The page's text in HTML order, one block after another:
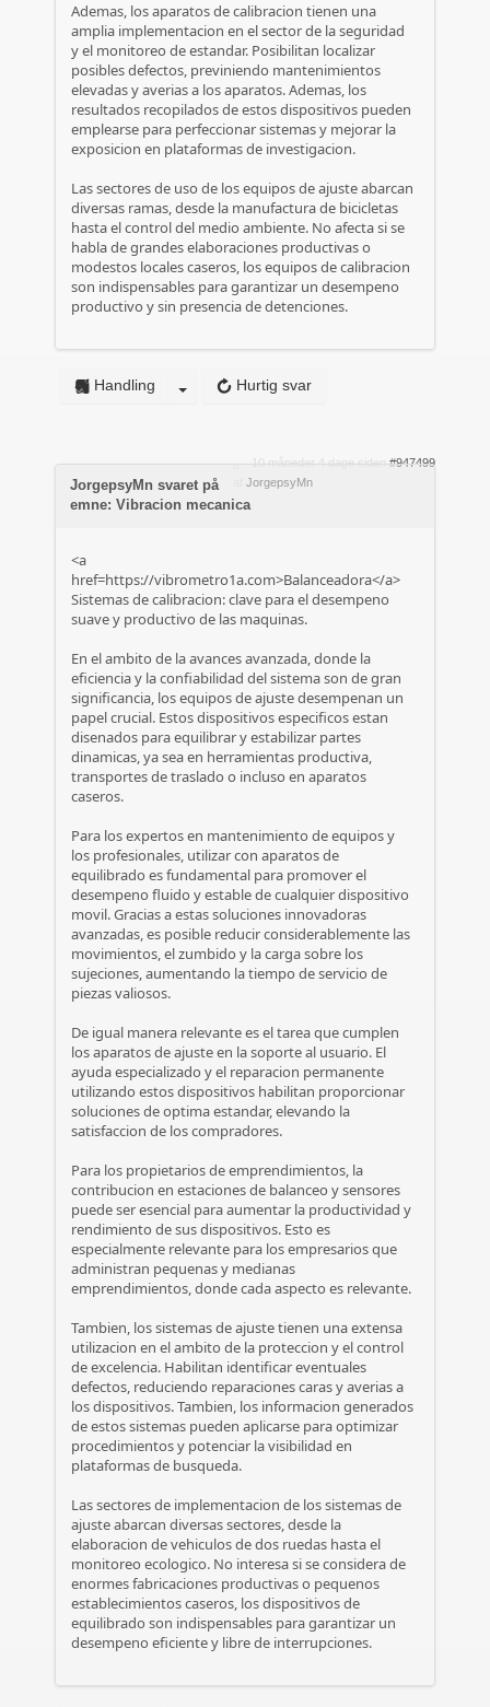
Ademas, los aparatos de calibracion tienen una
amplia implementacion en el sector de la seguridad
y el monitoreo de estandar. Posibilitan localizar
posibles defectos, previniendo mantenimientos
elevadas y averias a los aparatos. Ademas, los
resultados recopilados de estos dispositivos pueden
emplearse para perfeccionar sistemas y mejorar la
exposicion en plataformas de investigacion.
Las sectores de uso de los equipos de ajuste abarcan
diversas ramas, desde la manufactura de bicicletas
hasta el control del medio ambiente. No afecta si se
habla de grandes elaboraciones productivas o
modestos locales caseros, los equipos de calibracion
son indispensables para garantizar un desempeno
productivo y sin presencia de detenciones.
Hurtig svar
Handling
10 måneder 4 dage siden #947499
JorgepsyMn
JorgepsyMn svaret på
emne: Vibracion mecanica
<a
href=https://vibrometro1a.com>Balanceadora</a>
Sistemas de calibracion: clave para el desempeno
suave y productivo de las maquinas.
En el ambito de la avances avanzada, donde la
eficiencia y la confiabilidad del sistema son de gran
significancia, los equipos de ajuste desempenan un
papel crucial. Estos dispositivos especificos estan
disenados para equilibrar y estabilizar partes
dinamicas, ya sea en herramientas productiva,
transportes de traslado o incluso en aparatos
caseros.
Para los expertos en mantenimiento de equipos y
los profesionales, utilizar con aparatos de
equilibrado es fundamental para promover el
desempeno fluido y estable de cualquier dispositivo
movil. Gracias a estas soluciones innovadoras
avanzadas, es posible reducir considerablemente las
movimientos, el zumbido y la carga sobre los
sujeciones, aumentando la tiempo de servicio de
piezas valiosos.
De igual manera relevante es el tarea que cumplen
los aparatos de ajuste en la soporte al usuario. El
ayuda especializado y el reparacion permanente
utilizando estos dispositivos habilitan proporcionar
soluciones de optima estandar, elevando la
satisfaccion de los compradores.
Para los propietarios de emprendimientos, la
contribucion en estaciones de balanceo y sensores
puede ser esencial para aumentar la productividad y
rendimiento de sus dispositivos. Esto es
especialmente relevante para los empresarios que
administran pequenas y medianas
emprendimientos, donde cada aspecto es relevante.
Tambien, los sistemas de ajuste tienen una extensa
utilizacion en el ambito de la proteccion y el control
de excelencia. Habilitan identificar eventuales
defectos, reduciendo reparaciones caras y averias a
los dispositivos. Tambien, los informacion generados
de estos sistemas pueden aplicarse para optimizar
procedimientos y potenciar la visibilidad en
plataformas de busqueda.
Las sectores de implementacion de los sistemas de
ajuste abarcan diversas sectores, desde la
elaboracion de vehiculos de dos ruedas hasta el
monitoreo ecologico. No interesa si se considera de
enormes fabricaciones productivas o pequenos
establecimientos caseros, los dispositivos de
equilibrado son indispensables para garantizar un
desempeno eficiente y libre de interrupciones.